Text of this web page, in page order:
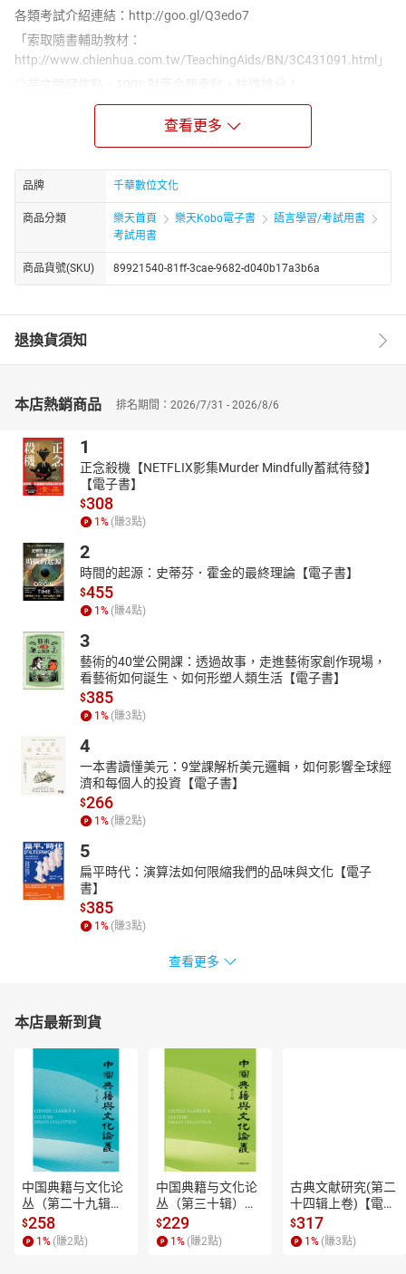
各類考試介紹連結：http://goo.gl/Q3edo7
「索取隨書輔助教材：
http://www.chienhua.com.tw/TeachingAids/BN/3C431091.html」
本書是為準備初等考試和地方五等考試所精心編撰，內容分為PART
1~6，將考試重要的觀念完整收錄，編寫方式不同於坊間其他國考
用書，儘可能摒棄冗長論述，採清晰條列方式重點整理，讓你吸收
更多相關概念，高人一等！
◎主題式編排，粗體字凸顯必考重點！
課文依主題式編排，由名師將各單元細分，以相關試題測驗考生的
基本程度，挑選出重要關鍵字予以標記，接著再整理其他重要觀念
作為補遺拾缺，以期達到讓你在考前關鍵時間內快速複習、事半功
倍的效果。
要的，唯有練習歷屆考題才能清楚的掌握考試脈絡，有助於自己在
考場上能臨危不亂，增加得分的機會。因此本書收錄105~108年試
有補充與註記重要單字，可多留意。
逐題提供名師詳盡解析，助你勇奪高分、金榜題名！歡迎索取！
查看更多
品牌 千華數位文化
商品分類 樂天首頁 樂天Kobo電子書
語言學習/考試用書
考試用書
商品貨號(SKU) 89921540-81ff-3cae-9682-d040b17a3b6a
退換貨須知
本店熱銷商品 排名期間：2026/7/31 - 2026/8/6
1
正念殺機【NETFLIX影集Murder Mindfully蓄弒待發】
【電子書】
$308
1 % (賺3點)
2
時間的起源：史蒂芬．霍金的最終理論【電子書】
$455
1 % (賺4點)
3
藝術的40堂公開課：透過故事，走進藝術家創作現場，
看藝術如何誕生、如何形塑人類生活【電子書】
$385
1 % (賺3點)
4
一本書讀懂美元：9堂課解析美元邏輯，如何影響全球經
濟和每個人的投資【電子書】
$266
1 % (賺2點)
5
扁平時代：演算法如何限縮我們的品味與文化【電子
書】
$385
1 % (賺3點)
查看更多
本店最新到貨
中国典籍与文化论
丛（第二十九辑）
【電子書】
$258
1 % (賺2點)
中国典籍与文化论
丛（第三十辑）
【電子書】
$229
1 % (賺2點)
古典文献研究(第二
十四辑上卷)【電子
書】
$317
1 % (賺3點)